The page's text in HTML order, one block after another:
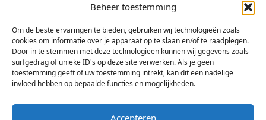
Beheer toestemming
Om de beste ervaringen te bieden, gebruiken wij technologieën zoals
cookies om informatie over je apparaat op te slaan en/of te raadplegen.
Door in te stemmen met deze technologieën kunnen wij gegevens zoals
surfgedrag of unieke ID's op deze site verwerken. Als je geen
toestemming geeft of uw toestemming intrekt, kan dit een nadelige
invloed hebben op bepaalde functies en mogelijkheden.
Accepteren